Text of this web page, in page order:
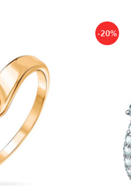
-20%